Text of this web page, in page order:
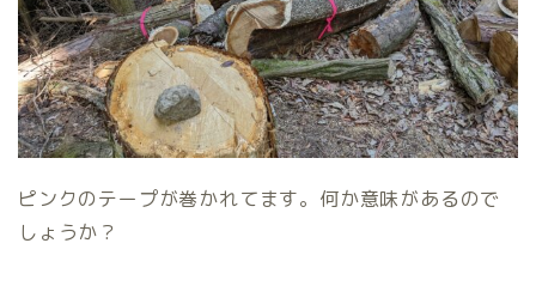
ピンクのテープが巻かれてます。何か意味があるので
しょうか？